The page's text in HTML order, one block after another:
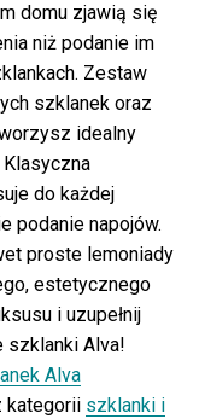
domu zjawią się
niż podanie im
Zestaw
szklanek oraz
idealny
do każdej
podanie napojów.
proste lemoniady
estetycznego
i uzupełnij
szklanki Alva!
Alva
kategorii szklanki i